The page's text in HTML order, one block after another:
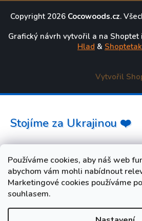
Používáme cookies, aby náš web
abychom vám mohli nabídnout
Marketingové cookies používáme
souhlasem.
Copyright 2026 Cocowoods.cz.
Grafický návrh vytvořil a na
Hlad &
Vytvořil
Stojíme za Ukrajinou ❤️
Jak a čím pomoci »